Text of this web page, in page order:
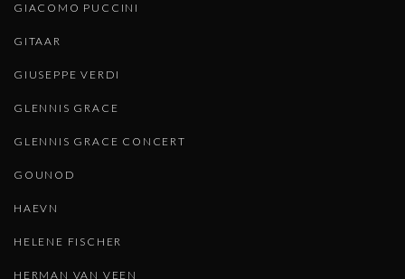
GIACOMO PUCCINI
GITAAR
GIUSEPPE VERDI
GLENNIS GRACE
GLENNIS GRACE CONCERT
GOUNOD
HAEVN
HELENE FISCHER
HERMAN VAN VEEN